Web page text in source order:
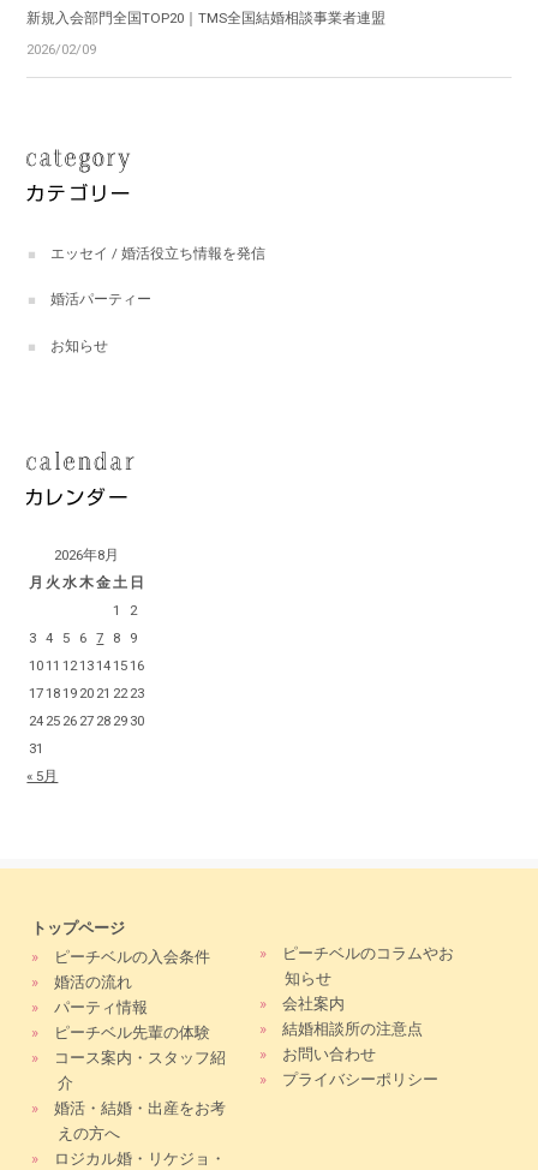
新規入会部門全国TOP20｜TMS全国結婚相談事業者連盟
2026/02/09
エッセイ / 婚活役立ち情報を発信
婚活パーティー
お知らせ
2026年8月
月 火 水木金土 日
1
2
3
4 5 6 7 8
9
1011 1213141516
171819 20 21 2223
24 25 26 27 28 29 30
31
« 5月
トップページ
»
ピーチベルの入会条件
»
婚活の流れ
»
パーティ情報
»
ピーチベル先輩の体験
»
コース案内・スタッフ紹
介
»
婚活・結婚・出産をお考
えの方へ
»
ロジカル婚・リケジョ・
»
ピーチベルのコラムやお
知らせ
»
会社案内
»
結婚相談所の注意点
»
お問い合わせ
»
プライバシーポリシー